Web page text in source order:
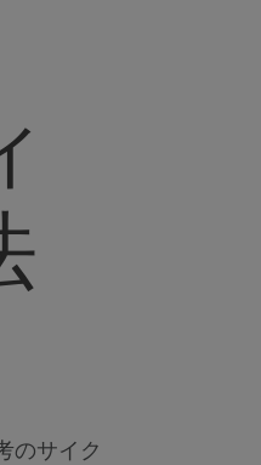
のサイク